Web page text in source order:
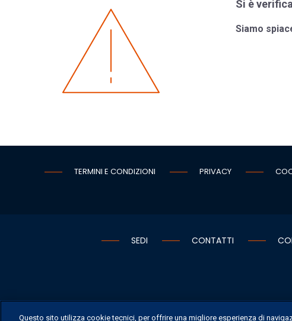
Si è
Siamo
TERMINI E CONDIZIONI PRIVACY
SEDI CONTATTI
Questo sito utilizza cookie tecnici, per offrire una migliore esperienza di